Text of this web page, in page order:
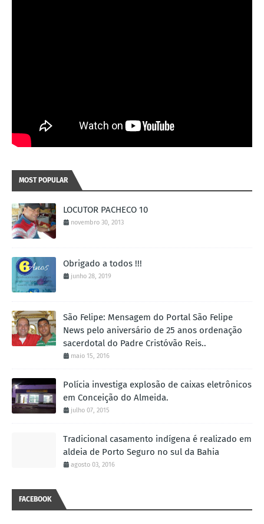
MOST POPULAR
LOCUTOR PACHECO 10
novembro 30, 2013
Obrigado a todos !!!
junho 28, 2019
São Felipe: Mensagem do Portal São Felipe
News pelo aniversário de 25 anos ordenação
sacerdotal do Padre Cristóvão Reis..
maio 15, 2016
Polícia investiga explosão de caixas eletrônicos
em Conceição do Almeida.
julho 07, 2015
Tradicional casamento indígena é realizado em
aldeia de Porto Seguro no sul da Bahia
agosto 03, 2016
FACEBOOK